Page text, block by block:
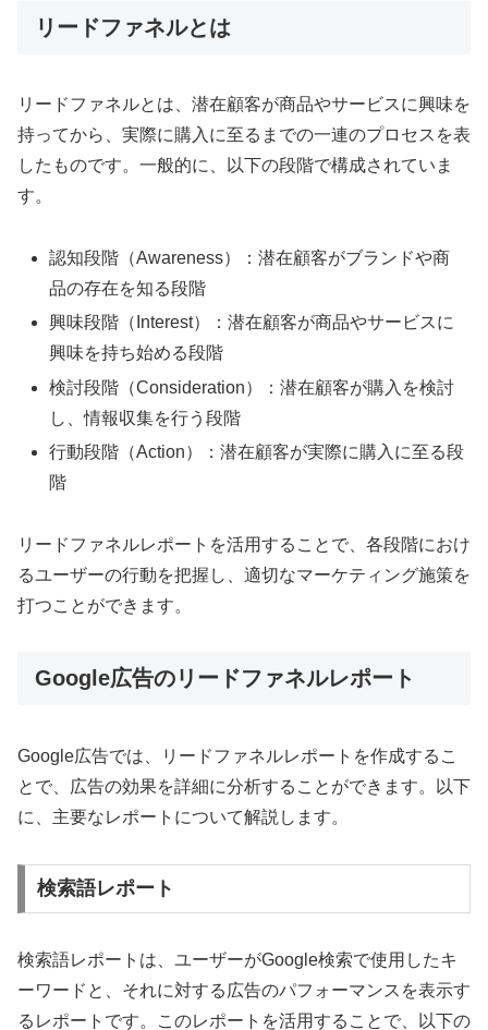
リードファネルとは
リードファネルとは、潜在顧客が商品やサービスに興味を
持ってから、実際に購入に至るまでの一連のプロセスを表
したものです。一般的に、以下の段階で構成されていま
す。
認知段階（Awareness）：潜在顧客がブランドや商
品の存在を知る段階
興味段階（Interest）：潜在顧客が商品やサービスに
興味を持ち始める段階
検討段階（Consideration）：潜在顧客が購入を検討
し、情報収集を行う段階
行動段階（Action）：潜在顧客が実際に購入に至る段
階
リードファネルレポートを活用することで、各段階におけ
るユーザーの行動を把握し、適切なマーケティング施策を
打つことができます。
Google広告のリードファネルレポート
Google広告では、リードファネルレポートを作成するこ
とで、広告の効果を詳細に分析することができます。以下
に、主要なレポートについて解説します。
検索語レポート
検索語レポートは、ユーザーがGoogle検索で使用したキ
ーワードと、それに対する広告のパフォーマンスを表示す
るレポートです。このレポートを活用することで、以下の